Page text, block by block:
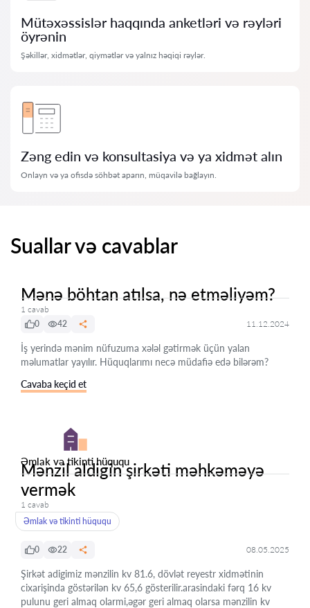
Mütəxəssislər haqqında anketləri və rəyləri
öyrənin
Şəkillər, xidmətlər, qiymətlər və yalnız həqiqi rəylər.
Zəng edin və konsultasiya və ya xidmət alın
Onlayn və ya ofisdə söhbət aparın, müqavilə bağlayın.
Suallar və cavablar
Mənə böhtan atılsa, nə etməliyəm?
1 cavab
0
42 11.12.2024
İş yerində mənim nüfuzuma xələl gətirmək üçün yalan
məlumatlar yayılır. Hüquqlarımı necə müdafiə edə bilərəm?
Cavaba keçid et
Əmlak və tikinti hüququ
Mənzil aldigin şirkəti məhkəməyə
vermək
1 cavab
Əmlak və tikinti hüququ
0 22 08.05.2025
Şirkət adigimiz mənzilin kv 81.6, dövlət reyestr xidmətinin
cixarişinda göstərilən kv 65,6 gösterilir.arasindaki fərq 16 kv
pulunu geri almaq olarmi,əgər geri almaq olarsa mənzilin kv